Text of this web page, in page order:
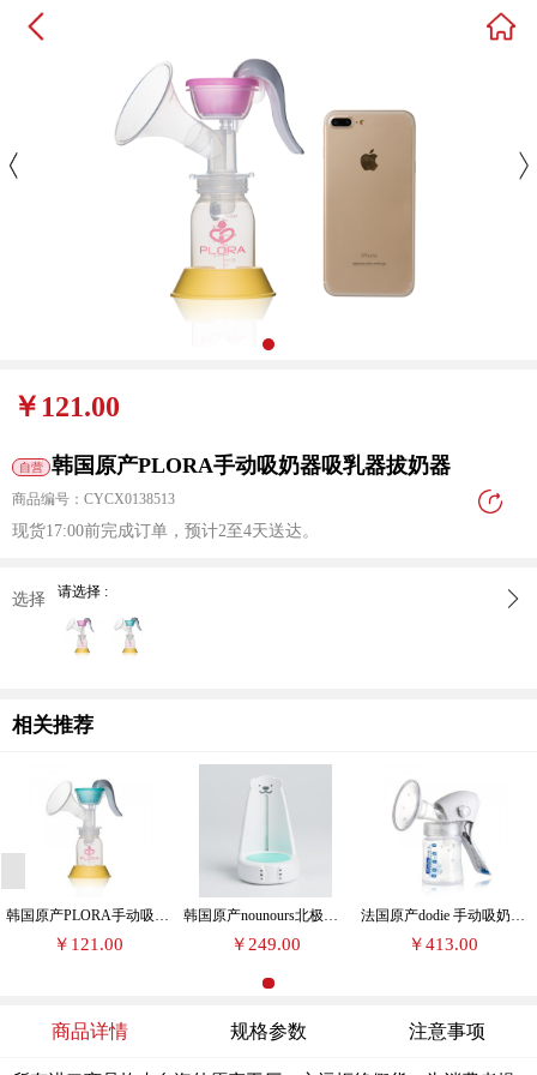
￥121.00
自营 韩国原产PLORA手动吸奶器吸乳器拔奶器
商品编号：CYCX0138513
现货17:00前完成订单，预计2至4天送达。
选择 请选择 :
相关推荐
韩国原产PLORA手动吸奶器吸乳器拔奶器
￥121.00
韩国原产nounours北极熊看护宝宝小夜灯多功能看灯
￥249.00
法国原产dodie 手动吸奶器吸乳器拔奶器
￥413.00
商品详情 规格参数 注意事项